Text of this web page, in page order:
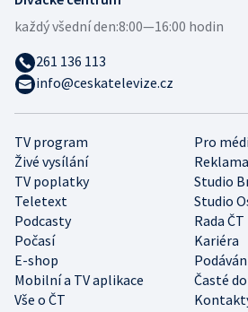
TV program
Pro
Živé vysílání
Reklama
TV poplatky
Studio
Teletext
Studio
Podcasty
Rada ČT
Počasí
Kariéra
E-shop
Mobilní a TV aplikace
Časté
Vše o ČT
každý všední den:8:00—16:00 hodin
261 136 113
info@ceskatelevize.cz